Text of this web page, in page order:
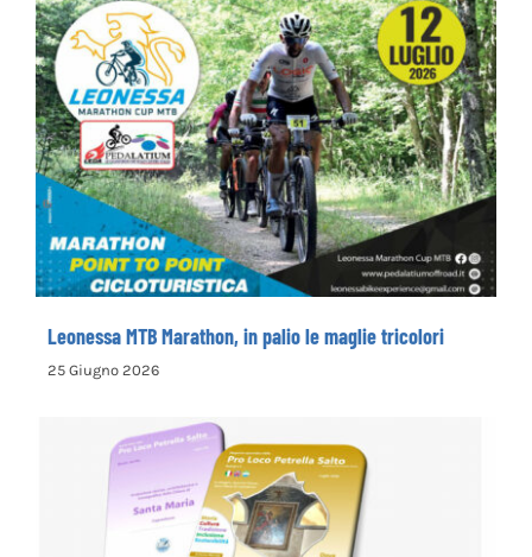
Leonessa MTB Marathon, in palio le maglie
tricolori
Leonessa MTB Marathon, in palio le maglie tricolori
25 Giugno 2026